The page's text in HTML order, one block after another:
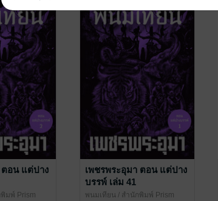
ตอน แต่ปาง
มพ์ Prism
เพชรพระอุมา ตอน แต่ปาง
บรรพ์ เล่ม 41
พนมเทียน / สำนักพิมพ์ Prism